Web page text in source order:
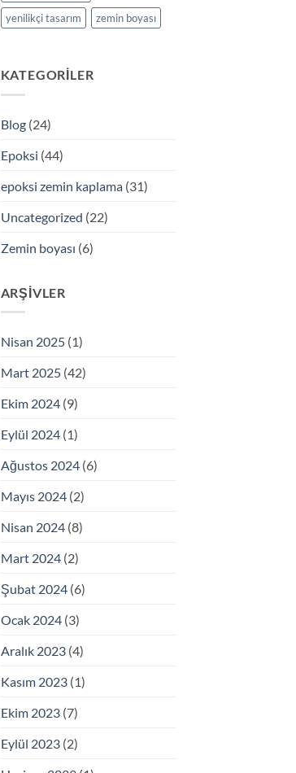
yenilikçi tasarım
zemin boyası
KATEGORILER
Blog(24)
Epoksi (44)
epoksi zemin kaplama(31)
Uncategorized (22)
Zemin boyası (6)
ARŞIVLER
Nisan 2025(1)
Mart 2025(42)
Ekim 2024(9)
Eylül 2024(1)
Ağustos 2024(6)
Mayıs 2024(2)
Nisan 2024(8)
Mart 2024(2)
Şubat 2024(6)
Ocak 2024(3)
Aralık 2023(4)
Kasım 2023(1)
Ekim 2023(7)
Eylül 2023(2)